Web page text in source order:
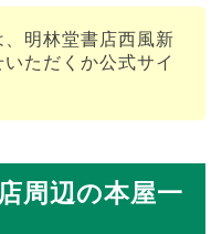
明林堂書店西風新
ただくか公式サイ
周辺の本屋一